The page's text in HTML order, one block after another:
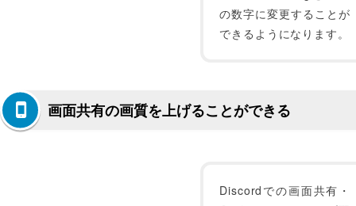
の数字に変更することが
できるようになります。
画面共有の画質を上げることができる
Discordでの画面共有・